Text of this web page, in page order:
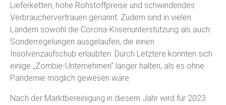
Lieferketten, hohe Rohstoffpreise und schwindendes
Verbrauchervertrauen genannt. Zudem sind in vielen
Ländern sowohl die Corona-Krisenunterstützung als auch
Sonderregelungen ausgelaufen, die einen
Insolvenzaufschub erlaubten. Durch Letztere konnten sich
einige „Zombie-Unternehmen“ länger halten, als es ohne
Pandemie möglich gewesen wäre.
Nach der Marktbereinigung in diesem Jahr wird für 2023